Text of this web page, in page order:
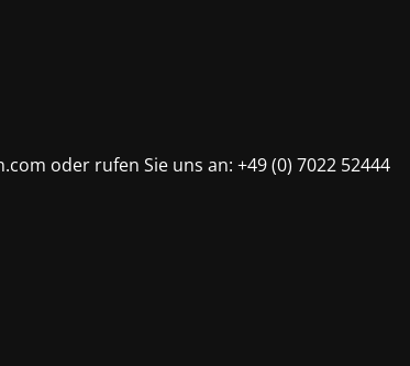
oder rufen Sie uns an: +49 (0) 7022 52444